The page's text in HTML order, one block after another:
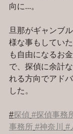
向に...。
旦那がギャンブ
様な事もしてい
も自由になるお
で、探偵に余計
れる方向でアド
した。
#探偵 #探偵事務
事務所 #神奈川 #